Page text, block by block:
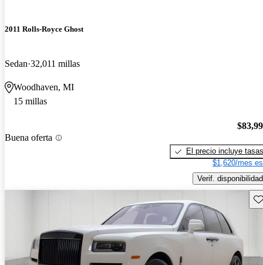
2011 Rolls-Royce Ghost
Sedan 32,011 millas
Woodhaven, MI
15 millas
Buena oferta
El precio incluye tasas
$1,620/mes
Verif. disponibilidad